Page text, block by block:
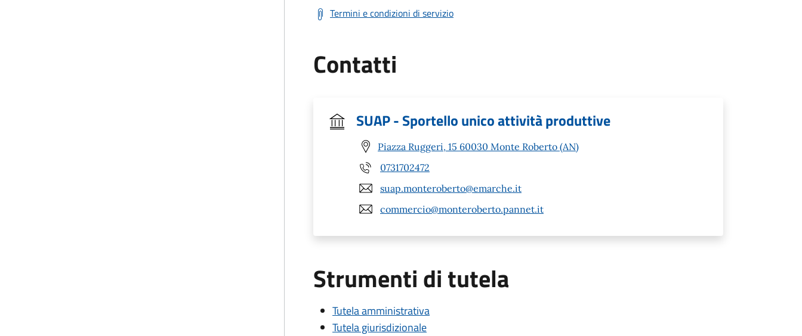
Termini e condizioni di servizio
Contatti
SUAP - Sportello unico attività produttive
Piazza Ruggeri, 15 60030 Monte Roberto (AN)
0731702472
suap.monteroberto@emarche.it
commercio@monteroberto.pannet.it
Strumenti di tutela
Tutela amministrativa
Tutela giurisdizionale